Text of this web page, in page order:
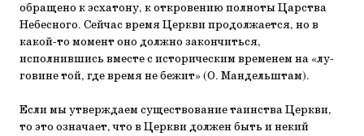
обращено к эсхатону, к открове­нию полноты Царства
Небесного. Сейчас время Церкви продолжается, но в
какой-то момент оно должно закончить­ся,
исполнившись вместе с историческим временем на «лу­
говине той, где время не бежит» (О. Мандельштам).
Если мы утверждаем существование таинства Церкви,
то это означает, что в Церкви должен быть и некий